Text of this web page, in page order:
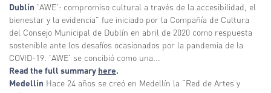
Dublín 'AWE': compromiso cultural a través de la accesibilidad, el
bienestar y la evidencia" fue iniciado por la Compañía de Cultura
del Consejo Municipal de Dublín en abril de 2020 como respuesta
sostenible ante los desafíos ocasionados por la pandemia de la
COVID-19. 'AWE' se concibió como una...
Read the full summary here.
Medellín Hace 24 años se creó en Medellín la “Red de Artes y